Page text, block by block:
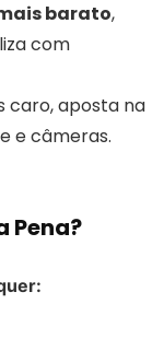
barato,
com
caro, aposta na
e câmeras.
Pena?